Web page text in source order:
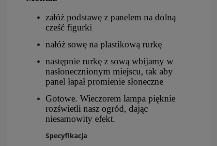
załóż podstawę z panelem na dolną
cześć figurki
nałóż sowę na plastikową rurkę
następnie rurkę z sową wbijamy w
nasłonecznionym miejscu, tak aby
panel łapał promienie słoneczne
Gotowe. Wieczorem lampa pięknie
rozświetli nasz ogród, dając
niesamowity efekt.
Specyfikacja